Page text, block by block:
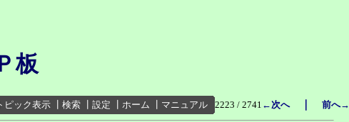
板
ピック表示 検索 設定 ホーム マニュアル 2223 / 2741 ←次へ｜ 前へ→